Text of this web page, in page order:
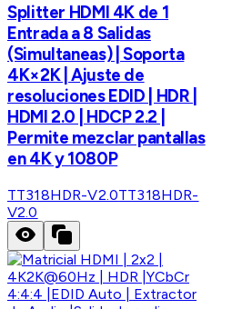
Splitter HDMI 4K de 1
Entrada a 8 Salidas
(Simultaneas) | Soporta
4K×2K | Ajuste de
resoluciones EDID | HDR |
HDMI 2.0 | HDCP 2.2 |
Permite mezclar pantallas
en 4K y 1080P
TT318HDR-V2.0TT318HDR-
V2.0